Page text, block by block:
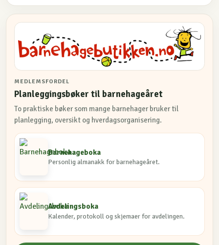
MEDLEMSFORDEL
Planleggingsbøker til barnehageåret
To praktiske bøker som mange barnehager bruker til
planlegging, oversikt og hverdagsorganisering.
Barnehageboka
Personlig almanakk for barnehageåret.
Avdelingsboka
Kalender, protokoll og skjemaer for avdelingen.